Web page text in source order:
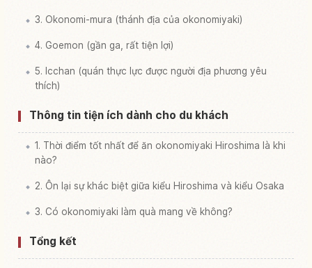
3. Okonomi-mura (thánh địa của okonomiyaki)
4. Goemon (gần ga, rất tiện lợi)
5. Icchan (quán thực lực được người địa phương yêu
thích)
Thông tin tiện ích dành cho du khách
1. Thời điểm tốt nhất để ăn okonomiyaki Hiroshima là khi
nào?
2. Ôn lại sự khác biệt giữa kiểu Hiroshima và kiểu Osaka
3. Có okonomiyaki làm quà mang về không?
Tổng kết